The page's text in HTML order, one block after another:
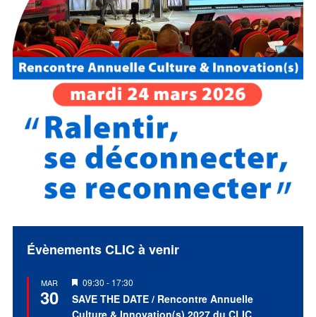
Évènements CLIC à venir
MAR
30
Mis
en
avant
09:30 - 17:30
SAVE THE DATE / Rencontre Annuelle